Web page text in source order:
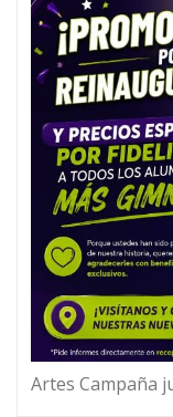
Artes Campaña